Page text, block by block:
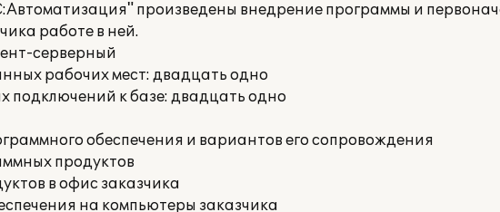
произведены внедрение программы и
работе в ней.
серверный
рабочих мест: двадцать одно
подключений к базе: двадцать одно
обеспечения и вариантов его сопровождения
продуктов
в офис заказчика
на компьютеры заказчика